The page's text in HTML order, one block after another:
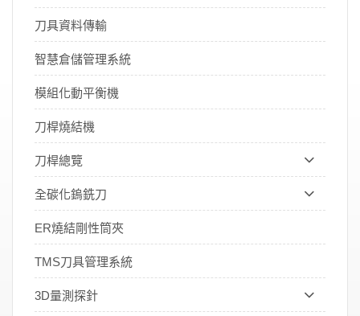
刀具資料傳輸
智慧倉儲管理系統
模組化動平衡機
刀桿燒結機
刀桿總覽
全碳化鎢銑刀
ER燒結剛性筒夾
TMS刀具管理系統
3D量測探針